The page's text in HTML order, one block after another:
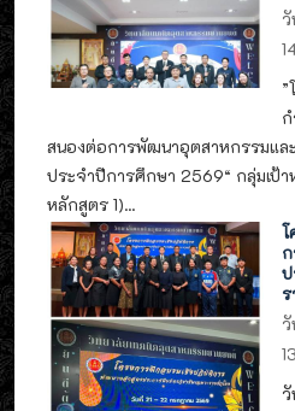
สนองต่อการพัฒนาอุตสาหกรรมแล
ประจำปีการศึกษา 2569“ กลุ่มเป้
หลักสูตร 1)...
โ
ป